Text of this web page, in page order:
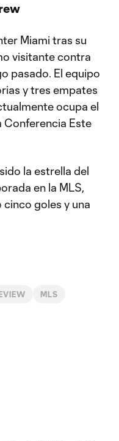
Miami tras su
visitante contra
pasado. El equipo
y tres empates
ocupa el
Conferencia Este
la estrella del
en la MLS,
goles y una
MLS